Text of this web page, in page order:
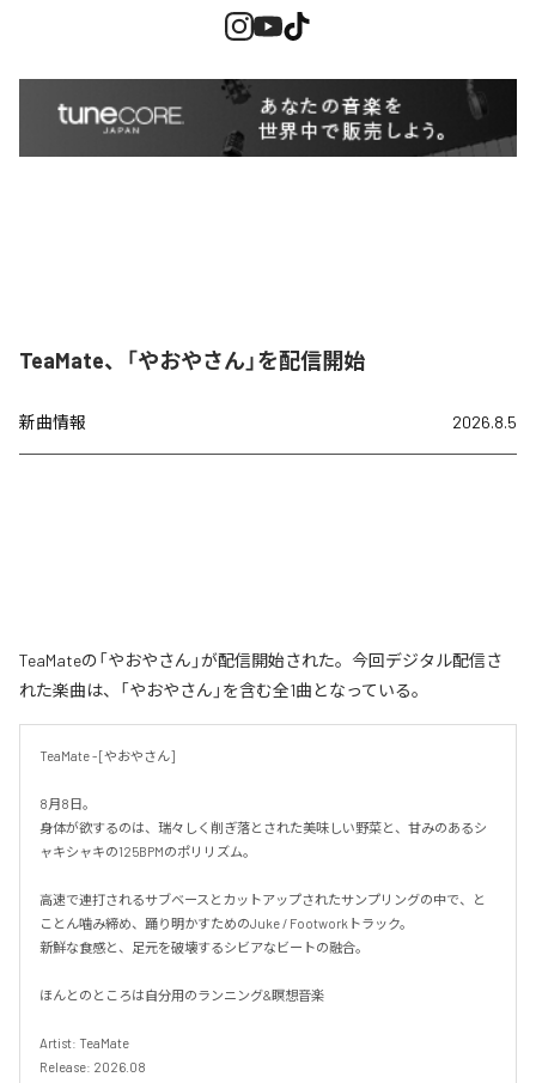
TeaMate、「やおやさん」を配信開始
新曲情報 2026.8.5
TeaMateの「やおやさん」が配信開始された。今回デジタル配信さ
れた楽曲は、「やおやさん」を含む全1曲となっている。
TeaMate - [やおやさん]
8月8日。
身体が欲するのは、瑞々しく削ぎ落とされた美味しい野菜と、甘みのあるシ
ャキシャキの125BPMのポリリズム。
高速で連打されるサブベースとカットアップされたサンプリングの中で、と
ことん噛み締め、踊り明かすためのJuke / Footworkトラック。
新鮮な食感と、足元を破壊するシビアなビートの融合。
ほんとのところは自分用のランニング&瞑想音楽
Artist: TeaMate
Release: 2026.08